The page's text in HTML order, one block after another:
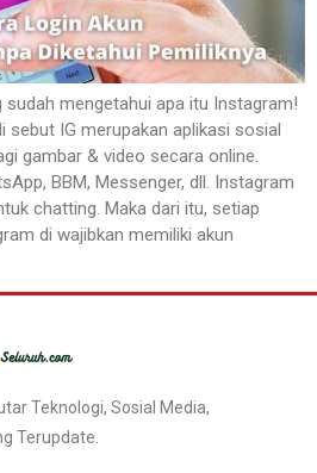
sudah mengetahui apa itu Instagram!
sebut IG merupakan aplikasi sosial
gambar & video secara online.
BBM, Messenger, dll. Instagram
chatting. Maka dari itu, setiap
di wajibkan memiliki akun
Teknologi, Sosial Media,
Terupdate.